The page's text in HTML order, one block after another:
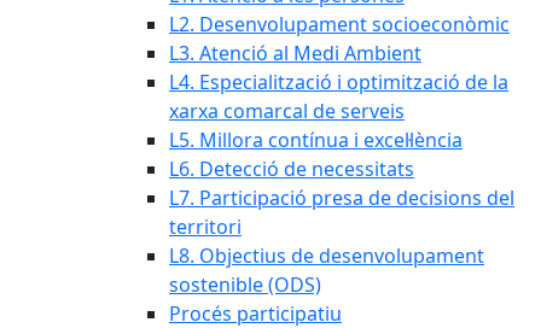
L2. Desenvolupament socioeconòmic
L3. Atenció al Medi Ambient
L4. Especialització i optimització de la
xarxa comarcal de serveis
L5. Millora contínua i excel·lència
L6. Detecció de necessitats
L7. Participació presa de decisions del
territori
L8. Objectius de desenvolupament
sostenible (ODS)
Procés participatiu